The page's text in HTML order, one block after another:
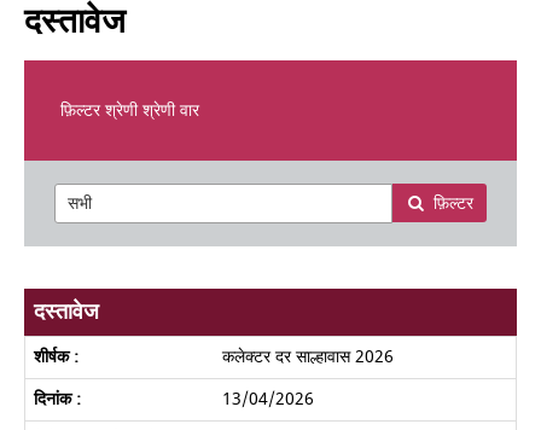
दस्तावेज
फ़िल्टर श्रेणी श्रेणी वार
फ़िल्टर
दस्तावेज
कलेक्टर दर साल्हावास 2026
13/04/2026